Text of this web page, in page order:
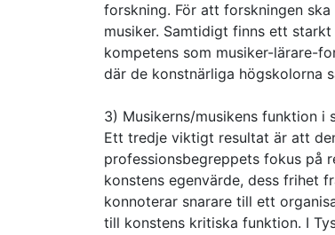
forskning. För att forskningen
musiker. Samtidigt finns ett
kompetens som musiker-lärare-
där de konstnärliga högskolorna
3) Musikerns/musikens funktion i
Ett tredje viktigt resultat är att
professionsbegreppets fokus på
konstens egenvärde, dess frihet
konnoterar snarare till ett
till konstens kritiska funktion. I